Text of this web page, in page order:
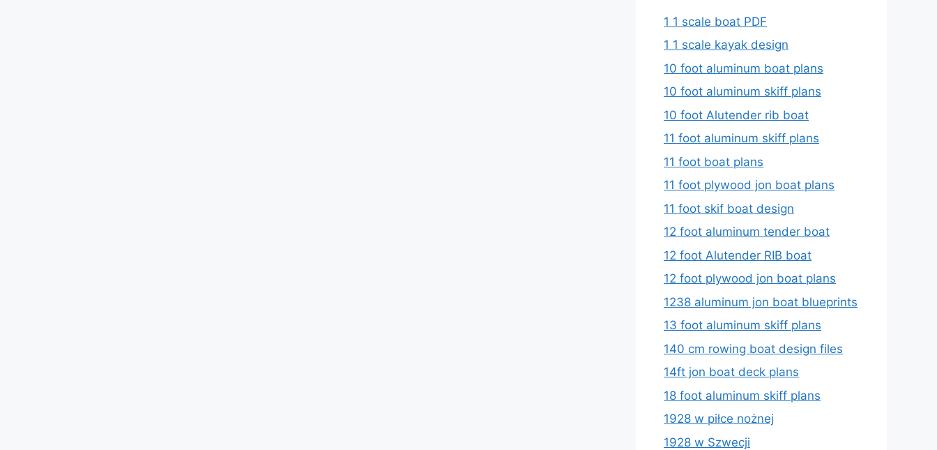
1 1 scale boat PDF
1 1 scale kayak design
10 foot aluminum boat plans
10 foot aluminum skiff plans
10 foot Alutender rib boat
11 foot aluminum skiff plans
11 foot boat plans
11 foot plywood jon boat plans
11 foot skif boat design
12 foot aluminum tender boat
12 foot Alutender RIB boat
12 foot plywood jon boat plans
1238 aluminum jon boat blueprints
13 foot aluminum skiff plans
140 cm rowing boat design files
14ft jon boat deck plans
18 foot aluminum skiff plans
1928 w piłce nożnej
1928 w Szwecji